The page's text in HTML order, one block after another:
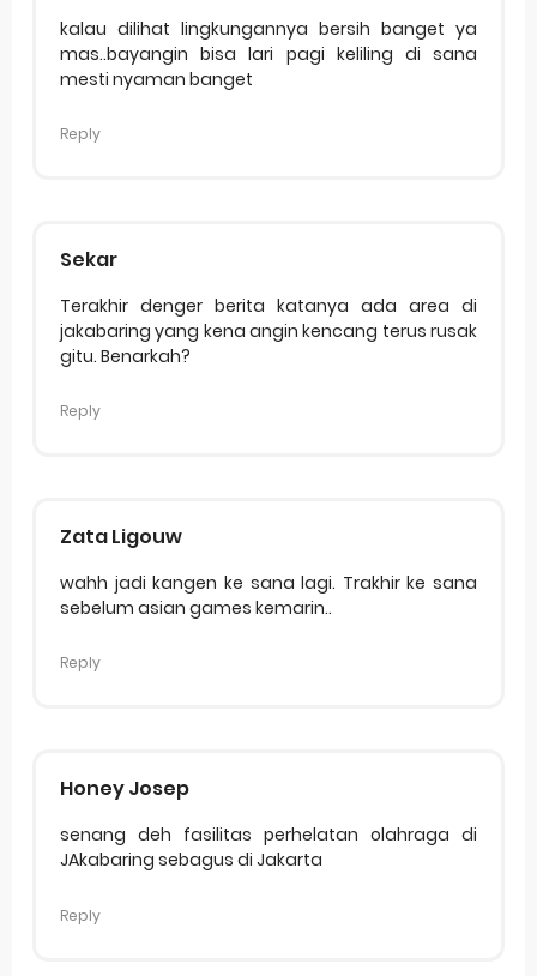
kalau dilihat lingkungannya bersih banget ya
mas..bayangin bisa lari pagi keliling di sana
mesti nyaman banget
Reply
Sekar
Terakhir denger berita katanya ada area di
jakabaring yang kena angin kencang terus rusak
gitu. Benarkah?
Reply
Zata Ligouw
wahh jadi kangen ke sana lagi. Trakhir ke sana
sebelum asian games kemarin..
Reply
Honey Josep
senang deh fasilitas perhelatan olahraga di
JAkabaring sebagus di Jakarta
Reply